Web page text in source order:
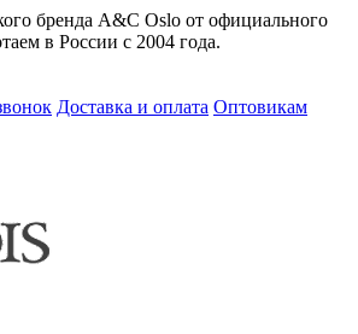
бренда A&C Oslo от официального
в России с 2004 года.
Доставка и оплата Оптовикам